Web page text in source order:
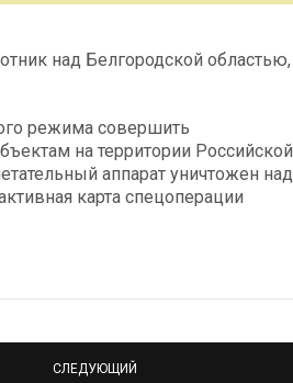
над Белгородской областью,
режима совершить
на территории Российской
аппарат уничтожен над
карта спецоперации
СЛЕДУЮЩИЙ